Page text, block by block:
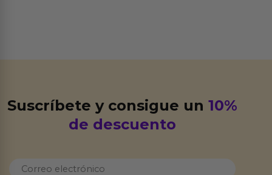
Suscríbete y consigue un10%
de descuento